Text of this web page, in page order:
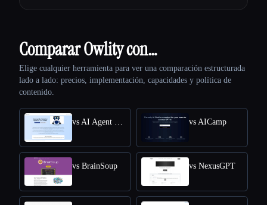
Comparar Owlity con…
Elige cualquier herramienta para ver una comparación estructurada
lado a lado: precios, implementación, capacidades y política de
contenido.
vs AI Agent Store vs AICamp
vs BrainSoup vs NexusGPT